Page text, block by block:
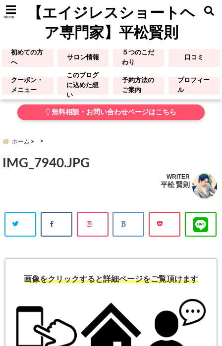
menu
【エイジレスショートヘ
ア専門家】平松賢則
初めての方
へ
サロン情報
５つのこだ
わり
口コミ
クーポン・
メニュー
このブログ
に込めた想
い
予約方法の
ご案内
プロフィー
ル
無料相談・お問い合わせページはこちら
ホーム
IMG_7940.JPG
WRITER
平松 賢則
画像をクリックすると詳細ページをご覧頂けます